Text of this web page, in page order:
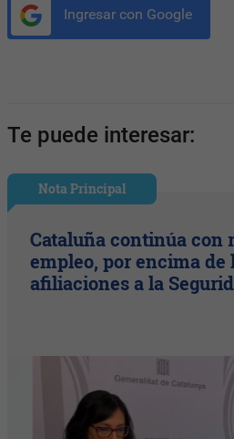
Ingresar con Google
Te puede interesar:
Nota Principal
Cataluña continúa con
empleo, por encima de
afiliaciones a la